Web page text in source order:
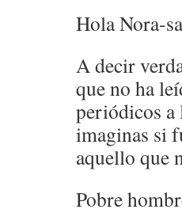
Hola Nora-
A decir
que no ha
periódicos a
imaginas si
aquello que
Pobre